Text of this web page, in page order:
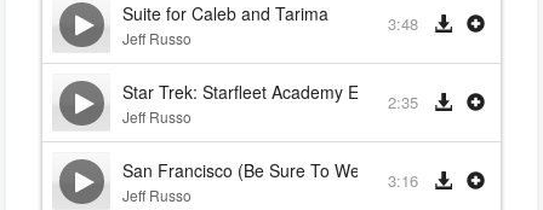
Suite for Caleb and Tarima
Jeff Russo
3:48
Star Trek: Starfleet Academy End Titles
Jeff Russo
2:35
San Francisco (Be Sure To Wear Flowers In Your
Jeff Russo
3:16